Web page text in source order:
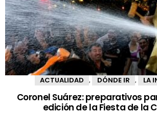
ACTUALIDAD , DÓNDE IR , LA
Coronel Suárez: preparativos
edición de la Fiesta de la